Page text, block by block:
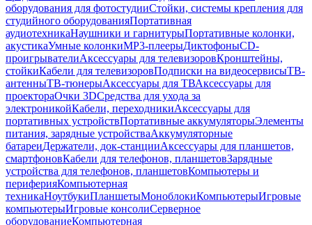
оборудования для фотостудииСтойки, системы крепления для
студийного оборудованияПортативная
аудиотехникаНаушники и гарнитурыПортативные колонки,
акустикаУмные колонкиMP3-плеерыДиктофоныCD-
проигрывателиАксессуары для телевизоровКронштейны,
стойкиКабели для телевизоровПодписки на видеосервисыТВ-
антенныТВ-тюнерыАксессуары для ТВАксессуары для
проектораОчки 3DСредства для ухода за
электроникойКабели, переходникиАксессуары для
портативных устройствПортативные аккумуляторыЭлементы
питания, зарядные устройстваАккумуляторные
батареиДержатели, док-станцииАксессуары для планшетов,
смартфоновКабели для телефонов, планшетовЗарядные
устройства для телефонов, планшетовКомпьютеры и
периферияКомпьютерная
техникаНоутбукиПланшетыМоноблокиКомпьютерыИгровые
компьютерыИгровые консолиСерверное
оборудованиеКомпьютерная